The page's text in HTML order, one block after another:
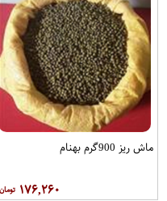
ماش ریز 900گرم بهنام
۱۷۶,۲۶۰